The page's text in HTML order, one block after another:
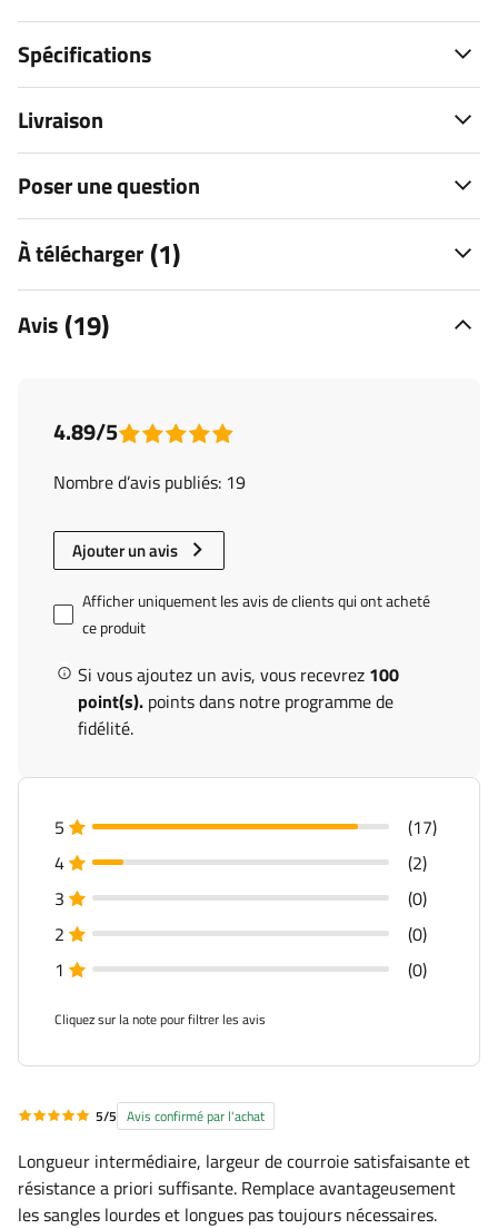
Spécifications
Livraison
Poser une question
À télécharger (1)
Avis (19)
4.89/5
Nombre d’avis publiés: 19
Ajouter un avis
Si vous ajoutez un avis, vous recevrez 100
point(s). points dans notre programme de
fidélité.
Afficher uniquement les avis de clients qui ont acheté
ce produit
5
(17)
4
(2)
3
(0)
2
(0)
1
(0)
Cliquez sur la note pour filtrer les avis
5/5 Avis confirmé par l'achat
Longueur intermédiaire, largeur de courroie satisfaisante et
résistance a priori suffisante. Remplace avantageusement
les sangles lourdes et longues pas toujours nécessaires.